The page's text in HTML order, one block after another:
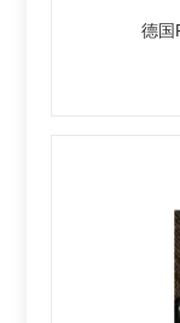
德国